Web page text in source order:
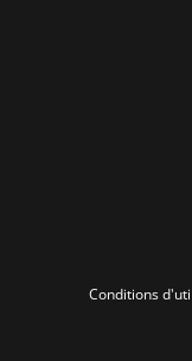
Conditions